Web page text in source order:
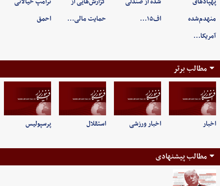
منهدم‌شده
آمریکا…
اف۱۵…
حمایت مالی…
احمق
مطالب برتر
اخبار اخبار ورزشی استقلال پرسپولیس
مطالب پیشنهادی